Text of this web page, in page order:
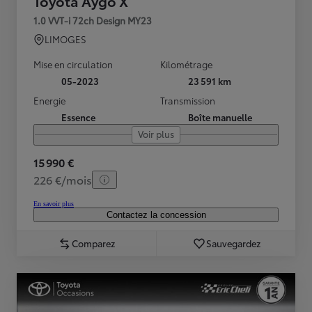
1.0 VVT-i 72ch Design MY23
LIMOGES
Mise en circulation
05-2023
Kilométrage
23 591 km
Energie
Essence
Transmission
Boîte manuelle
Voir plus
15 990 €
226 €/mois
En savoir plus
Contactez la concession
Comparez Sauvegardez